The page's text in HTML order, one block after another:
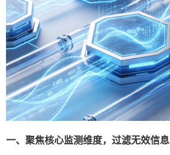
一、聚焦核心监测维度，过滤无效信息